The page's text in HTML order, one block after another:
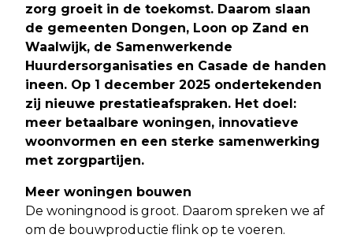
zorg groeit in de toekomst. Daarom slaan
de gemeenten Dongen, Loon op Zand en
Waalwijk, de Samenwerkende
Huurdersorganisaties en Casade de handen
ineen. Op 1 december 2025 ondertekenden
zij nieuwe prestatieafspraken. Het doel:
meer betaalbare woningen, innovatieve
woonvormen en een sterke samenwerking
met zorgpartijen.
Meer woningen bouwen
De woningnood is groot. Daarom spreken we af
om de bouwproductie flink op te voeren.